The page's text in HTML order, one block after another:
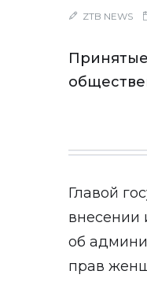
ZTB NEWS
Главой
внесении
об
прав